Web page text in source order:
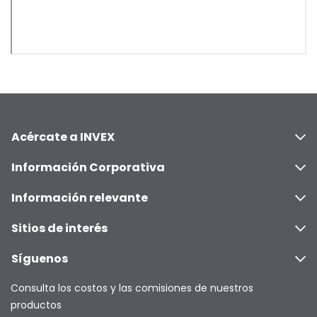
Acércate a INVEX
Información Corporativa
Información relevante
Sitios de interés
Síguenos
Consulta los costos y las comisiones de nuestros
productos